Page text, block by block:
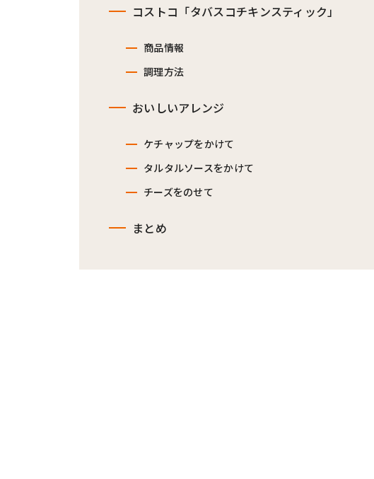
コストコ「タバスコチキンスティック」
商品情報
調理方法
おいしいアレンジ
ケチャップをかけて
タルタルソースをかけて
チーズをのせて
まとめ